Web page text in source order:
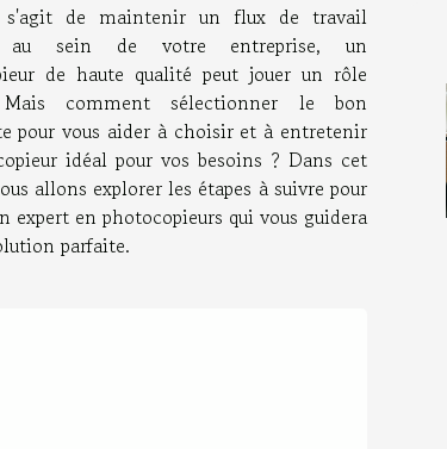
s'agit de maintenir un flux de travail
au sein de votre entreprise, un
de haute qualité peut jouer un rôle
comment sélectionner le bon
pour vous aider à choisir et à entretenir
idéal pour vos besoins ? Dans cet
allons explorer les étapes à suivre pour
expert en photocopieurs qui vous guidera
parfaite.